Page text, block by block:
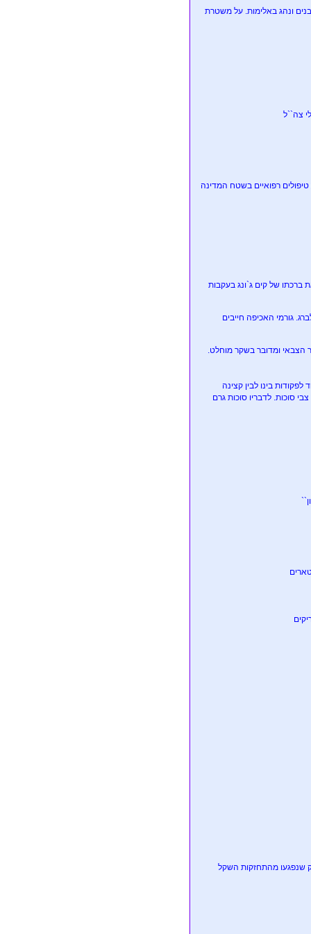
ונהג באלימות. על משטרת
צה``ל
רפואיים בשטח המדינה
ברכתו של קים ג`ונג בעקבות
גורמי האכיפה חייבים
ומדובר בשקר מוחלט.
בינו לבין קצינה
סוכות. לדבריו סוכות גרם
שנפגעו מהתחזקות השקל